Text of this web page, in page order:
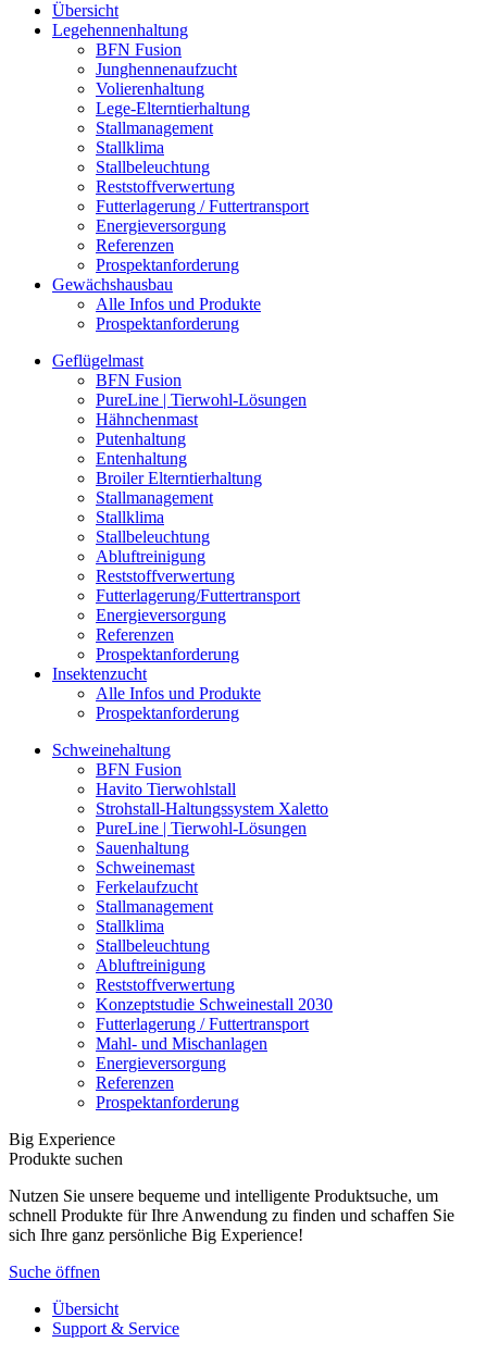
Übersicht
Legehennenhaltung
BFN Fusion
Junghennenaufzucht
Volierenhaltung
Lege-Elterntierhaltung
Stallmanagement
Stallklima
Stallbeleuchtung
Reststoffverwertung
Futterlagerung / Futtertransport
Energieversorgung
Referenzen
Prospektanforderung
Gewächshausbau
Alle Infos und Produkte
Prospektanforderung
Geflügelmast
BFN Fusion
PureLine | Tierwohl-Lösungen
Hähnchenmast
Putenhaltung
Entenhaltung
Broiler Elterntierhaltung
Stallmanagement
Stallklima
Stallbeleuchtung
Abluftreinigung
Reststoffverwertung
Futterlagerung/Futtertransport
Energieversorgung
Referenzen
Prospektanforderung
Insektenzucht
Alle Infos und Produkte
Prospektanforderung
Schweinehaltung
BFN Fusion
Havito Tierwohlstall
Strohstall-Haltungssystem Xaletto
PureLine | Tierwohl-Lösungen
Sauenhaltung
Schweinemast
Ferkelaufzucht
Stallmanagement
Stallklima
Stallbeleuchtung
Abluftreinigung
Reststoffverwertung
Konzeptstudie Schweinestall 2030
Futterlagerung / Futtertransport
Mahl- und Mischanlagen
Energieversorgung
Referenzen
Prospektanforderung
Big Experience
Produkte suchen
Nutzen Sie unsere bequeme und intelligente Produktsuche, um
schnell Produkte für Ihre Anwendung zu finden und schaffen Sie
sich Ihre ganz persönliche Big Experience!
Suche öffnen
Übersicht
Support & Service